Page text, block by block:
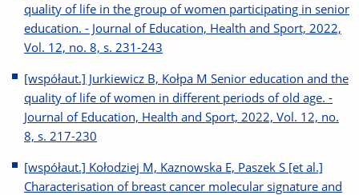
quality of life in the group of women participating in senior
education. - Journal of Education, Health and Sport, 2022,
Vol. 12, no. 8, s. 231-243
[współaut.] Jurkiewicz B, Kołpa M Senior education and the
quality of life of women in different periods of old age. -
Journal of Education, Health and Sport, 2022, Vol. 12, no.
8, s. 217-230
[współaut.] Kołodziej M, Kaznowska E, Paszek S [et al.]
Characterisation of breast cancer molecular signature and